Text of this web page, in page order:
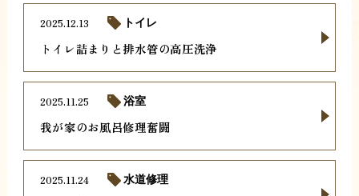
トイレ詰まりと排水管の高圧洗浄
2025.12.13 トイレ
我が家のお風呂修理奮闘
2025.11.25 浴室
2025.11.24 水道修理